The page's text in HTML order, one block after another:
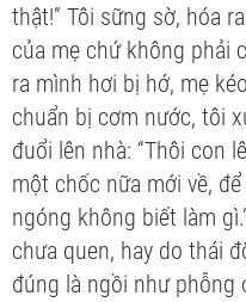
thật!” Tôi sững sờ, hóa
của mẹ chứ không phải
ra mình hơi bị hớ, mẹ
chuẩn bị cơm nước, tôi
đuổi lên nhà: “Thôi con
một chốc nữa mới về,
ngóng không biết làm
chưa quen, hay do thái
đúng là ngồi như phỗng